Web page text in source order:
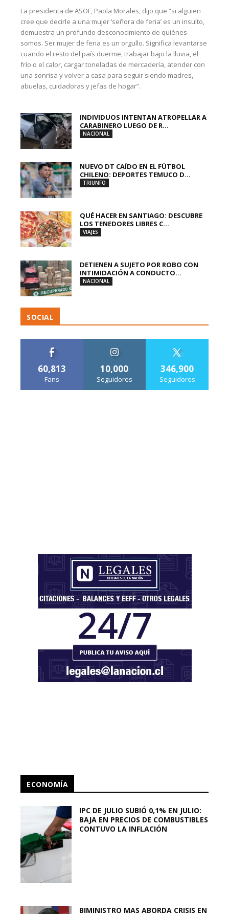
La presidenta de ASOF, Paola Morales, dijo que “si alguien
cree que decirle a una mujer ‘señora de feria’ es un insulto,
demuestra un profundo desconocimiento de quiénes
somos. Ser mujer de feria es un orgullo. Significa levantarse
cuando el resto del país duerme, trabajar bajo la lluvia, el
frío o el calor, cargar toneladas de mercadería, atender con
una sonrisa y volver a casa para seguir siendo madres,
abuelas, cuidadoras y jefas de hogar”.
INDIVIDUOS INTENTAN ATROPELLAR A
CARABINERO LUEGO DE R...
NACIONAL
NUEVO DT CAÍDO EN EL FÚTBOL
CHILENO: DEPORTES TEMUCO D...
TRIUNFO
QUÉ HACER EN SANTIAGO: DESCUBRE
LOS TENEDORES LIBRES C...
VIAJES
DETIENEN A SUJETO POR ROBO CON
INTIMIDACIÓN A CONDUCTO...
NACIONAL
SOCIAL
60,813
Fans
10,000
Seguidores
346,900
Seguidores
ECONOMÍA
IPC DE JULIO SUBIÓ 0,1% EN JULIO:
BAJA EN PRECIOS DE COMBUSTIBLES
CONTUVO LA INFLACIÓN
BIMINISTRO MAS ABORDA CRISIS EN